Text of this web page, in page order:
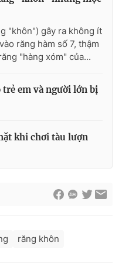
lòng Việt
"khôn") gây ra không ít
răng hàm số 7, thậm
"hàng xóm" của...
em và người lớn bị
khi chơi tàu lượn
răng khôn